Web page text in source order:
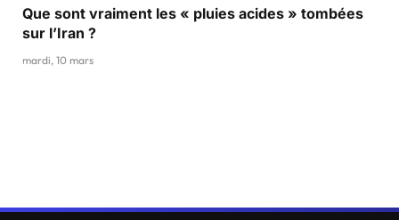
Que sont vraiment les « pluies acides » tombées
sur l’Iran ?
mardi, 10 mars